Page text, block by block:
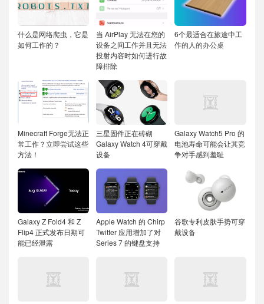
什么是网络爬虫，它是
如何工作的？
当 AirPlay 无法在您的
设备之间工作并且无法
投射内容时如何进行故
障排除
6个最适合在旅途中工
作的人的办公桌
Minecraft Forge无法正
常工作？立即尝试这些
方法！
三星固件正在砖砌
Galaxy Watch 4可穿戴
设备
Galaxy Watch5 Pro 的
电池寿命可能会让其竞
争对手感到羞耻
Galaxy Z Fold4 和 Z
Flip4 正式发布日期可
能已经泄露
Apple Watch 的 Chirp
Twitter 应用增加了对
Series 7 的键盘支持
谷歌专利皮肤手势可穿
戴设备